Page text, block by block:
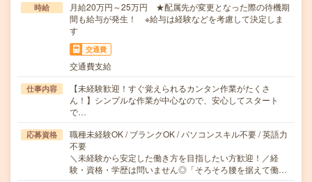
時給
月給20万円～25万円 ★配属先が変更となった際の待機期
間も給与が発生！ ※給与は経験などを考慮して決定しま
す
交通費
交通費支給
仕事内容
【未経験歓迎！すぐ覚えられるカンタン作業がたくさ
ん！】シンプルな作業が中心なので、安心してスタート
で…
応募資格
職種未経験OK / ブランクOK / パソコンスキル不要 / 英語力
不要
＼未経験から安定した働き方を目指したい方歓迎！／経
験・資格・学歴は問いません◎「そろそろ腰を据えて働…